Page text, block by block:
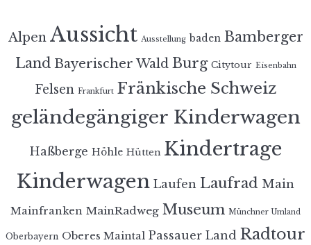
Alpen Aussicht Ausstellung baden Bamberger
Land Bayerischer Wald Burg Citytour Eisenbahn
Felsen Frankfurt Fränkische Schweiz
geländegängiger Kinderwagen
Haßberge Höhle Hütten Kindertrage
Kinderwagen Laufen Laufrad Main
Mainfranken MainRadweg Museum Münchner Umland
Oberbayern Oberes Maintal Passauer Land Radtour